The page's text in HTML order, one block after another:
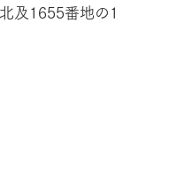
及1655番地の1